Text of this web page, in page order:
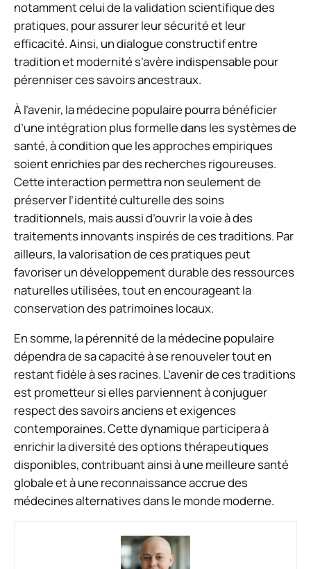
notamment celui de la validation scientifique des
pratiques, pour assurer leur sécurité et leur
efficacité. Ainsi, un dialogue constructif entre
tradition et modernité s’avère indispensable pour
pérenniser ces savoirs ancestraux.
À l’avenir, la médecine populaire pourra bénéficier
d’une intégration plus formelle dans les systèmes de
santé, à condition que les approches empiriques
soient enrichies par des recherches rigoureuses.
Cette interaction permettra non seulement de
préserver l’identité culturelle des soins
traditionnels, mais aussi d’ouvrir la voie à des
traitements innovants inspirés de ces traditions. Par
ailleurs, la valorisation de ces pratiques peut
favoriser un développement durable des ressources
naturelles utilisées, tout en encourageant la
conservation des patrimoines locaux.
En somme, la pérennité de la médecine populaire
dépendra de sa capacité à se renouveler tout en
restant fidèle à ses racines. L’avenir de ces traditions
est prometteur si elles parviennent à conjuguer
respect des savoirs anciens et exigences
contemporaines. Cette dynamique participera à
enrichir la diversité des options thérapeutiques
disponibles, contribuant ainsi à une meilleure santé
globale et à une reconnaissance accrue des
médecines alternatives dans le monde moderne.